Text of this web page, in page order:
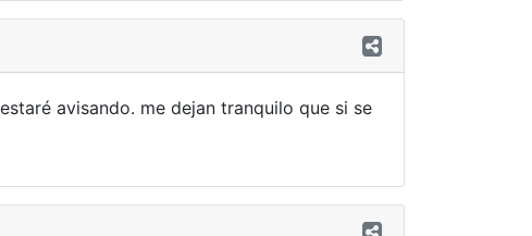
avisando. me dejan tranquilo que si se